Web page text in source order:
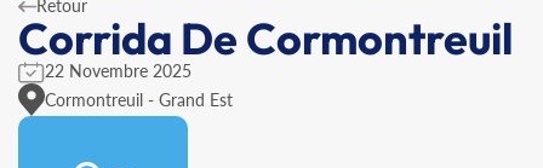
Retour
Corrida De Cormontreuil
22 Novembre 2025
Cormontreuil - Grand Est